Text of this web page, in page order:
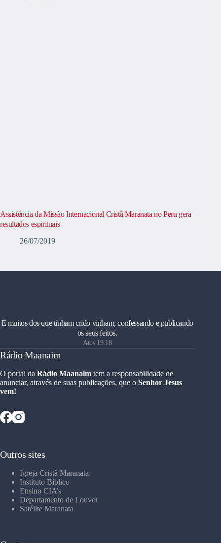
Assistência da Missão Internacional Cristã Maranata no Peru gera
resultados espirituais
26/07/2019
E muitos dos que tinham crido vinham, confessando e publicando
os seus feitos.
Atos 19:18
Rádio Maanaim
O portal da Rádio Maanaim tem a responsabilidade de
anunciar, através de suas publicações, que o Senhor Jesus
vem!
Outros sites
Igreja Cristã Maranata
Instituto Bíblico
Ensino CIA’s
Departamento de Louvor
Satélite Maranata